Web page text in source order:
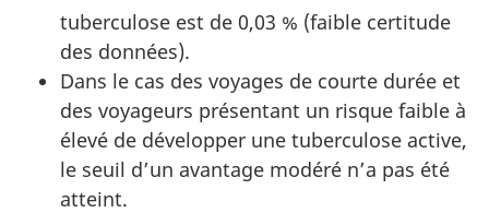
tuberculose est de 0,03 % (faible certitude
des données).
Dans le cas des voyages de courte durée et
des voyageurs présentant un risque faible à
élevé de développer une tuberculose active,
le seuil d’un avantage modéré n’a pas été
atteint.